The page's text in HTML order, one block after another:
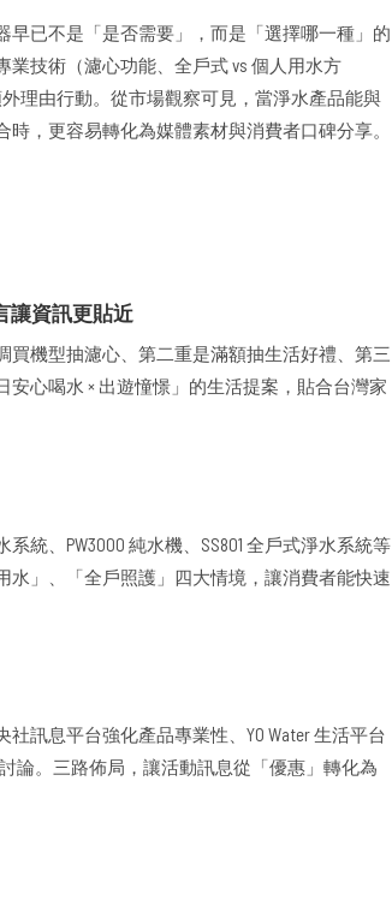
已不是「是否需要」，而是「選擇哪一種」的
技術（濾心功能、全戶式 vs 個人用水方
理由行動。從市場觀察可見，當淨水產品能與
，更容易轉化為媒體素材與消費者口碑分享。
讓資訊更貼近
機型抽濾心、第二重是滿額抽生活好禮、第三
心喝水 × 出遊憧憬」的生活提案，貼合台灣家
統、PW3000 純水機、SS801 全戶式淨水系統等
」、「全戶照護」四大情境，讓消費者能快速
訊息平台強化產品專業性、YO Water 生活平台
論。三路佈局，讓活動訊息從「優惠」轉化為